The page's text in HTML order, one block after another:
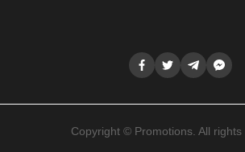
Copyright © Promotions. All rights